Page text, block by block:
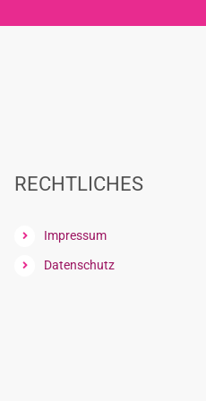
RECHTLICHES
Impressum
Datenschutz